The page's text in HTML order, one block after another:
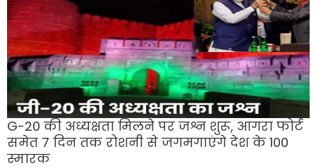
G-20 की अध्यक्षता मिलने पर जश्न शुरू, आगरा फोर्ट
समेत 7 दिन तक रोशनी से जगमगाएंगे देश के 100
स्मारक